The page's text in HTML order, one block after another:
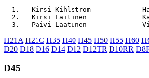
1.   Kirsi Kihlström
2.   Kirsi Laitinen
H21A H21C H35 H40 H45 H50 H55 H60
D20 D18 D16 D14 D12 D12TR D10RR
D45